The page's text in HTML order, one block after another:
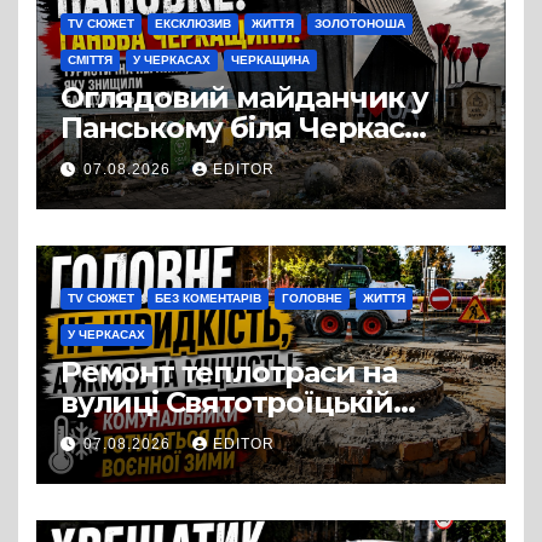
TV СЮЖЕТ ЕКСКЛЮЗИВ ЖИТТЯ ЗОЛОТОНОША
СМІТТЯ У ЧЕРКАСАХ ЧЕРКАЩИНА
Оглядовий майданчик у
Панському біля Черкас
перетворився на занедбане
сміттєзвалище
07.08.2026 EDITOR
TV СЮЖЕТ БЕЗ КОМЕНТАРІВ ГОЛОВНЕ ЖИТТЯ
У ЧЕРКАСАХ
Ремонт теплотраси на
вулиці Святотроїцькій
затягнувся порівняно із
запланованими термінами.
Вулицю досі не відкрили
для руху
07.08.2026 EDITOR